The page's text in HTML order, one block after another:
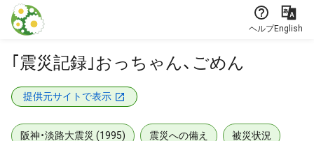
本文に飛ぶ
ヘルプEnglish
｢震災記録｣おっちゃん、ごめん
提供元サイトで表示
阪神・淡路大震災 (1995) 震災への備え 被災状況